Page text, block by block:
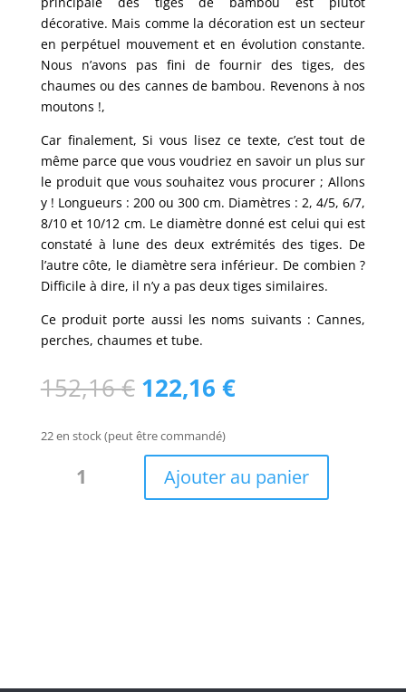
décorative. Mais comme la décoration est un secteur
en perpétuel mouvement et en évolution constante.
Nous n’avons pas fini de fournir des tiges, des
chaumes ou des cannes de bambou. Revenons à nos
moutons !,
Car finalement, Si vous lisez ce texte, c’est tout de
même parce que vous voudriez en savoir un plus sur
le produit que vous souhaitez vous procurer ; Allons
y ! Longueurs : 200 ou 300 cm. Diamètres : 2, 4/5, 6/7,
8/10 et 10/12 cm. Le diamètre donné est celui qui est
constaté à lune des deux extrémités des tiges. De
l’autre côte, le diamètre sera inférieur. De combien ?
Difficile à dire, il n’y a pas deux tiges similaires.
Ce produit porte aussi les noms suivants : Cannes,
perches, chaumes et tube.
152,16€ Le
prix
initial
était :
152,16 €.
122,16 €Le
prix
est :
122,16 €.
22 en stock (peut être commandé)
Ajouter au panier